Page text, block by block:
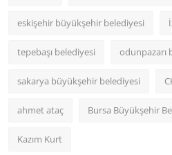
eskişehir büyükşehir belediyesi
tepebaşı belediyesi odunpazarı
sakarya büyükşehir belediyesi
ahmet ataç Bursa Büyükşehir
Kazım Kurt